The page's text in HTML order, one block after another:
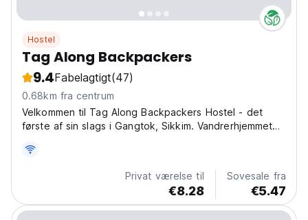
Hostel
Tag Along Backpackers
9.4Fabelagtigt(47)
0.68km fra centrum
Velkommen til Tag Along Backpackers Hostel - det
første af sin slags i Gangtok, Sikkim. Vandrerhjemmet
Privat værelse til
€8.28
Sovesale fra
€5.47